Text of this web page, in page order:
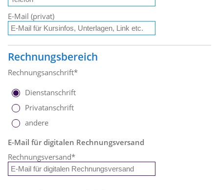
E-Mail (privat)
Rechnungsbereich
Rechnungsanschrift*
Dienstanschrift
Privatanschrift
andere
E-Mail für digitalen Rechnungsversand
Rechnungsversand*